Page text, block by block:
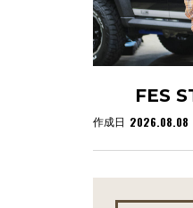
FES
作成日 2026.08.08